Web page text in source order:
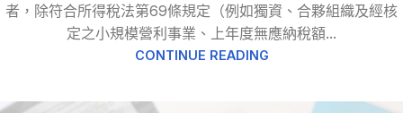
者，除符合所得稅法第69條規定（例如獨資、合夥組織及經核
定之小規模營利事業、上年度無應納稅額...
CONTINUE READING